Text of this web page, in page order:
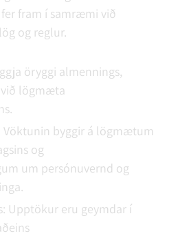
fram í samræmi við
og reglur.
öryggi almennings,
við lögmæta
byggir á lögmætum
og
um persónuvernd og
Upptökur eru geymdar í